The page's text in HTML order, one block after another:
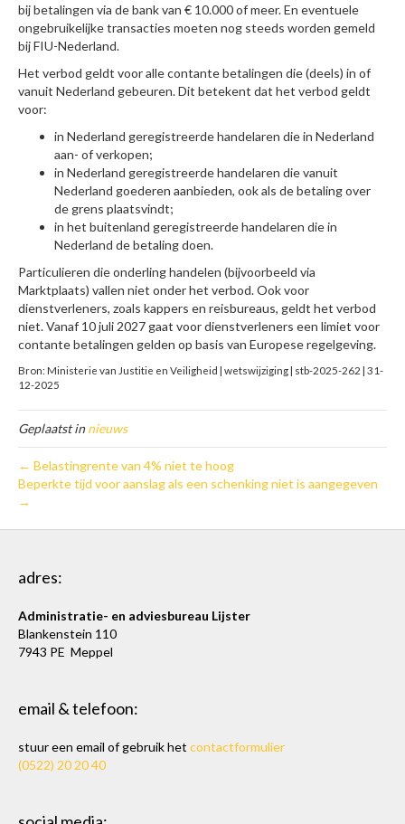
bij betalingen via de bank van € 10.000 of meer. En eventuele
ongebruikelijke transacties moeten nog steeds worden gemeld
bij FIU-Nederland.
Het verbod geldt voor alle contante betalingen die (deels) in of
vanuit Nederland gebeuren. Dit betekent dat het verbod geldt
voor:
in Nederland geregistreerde handelaren die in Nederland
aan- of verkopen;
in Nederland geregistreerde handelaren die vanuit
Nederland goederen aanbieden, ook als de betaling over
de grens plaatsvindt;
in het buitenland geregistreerde handelaren die in
Nederland de betaling doen.
Particulieren die onderling handelen (bijvoorbeeld via
Marktplaats) vallen niet onder het verbod. Ook voor
dienstverleners, zoals kappers en reisbureaus, geldt het verbod
niet. Vanaf 10 juli 2027 gaat voor dienstverleners een limiet voor
contante betalingen gelden op basis van Europese regelgeving.
Bron: Ministerie van Justitie en Veiligheid | wetswijziging | stb-2025-262 | 31-
12-2025
Geplaatst innieuws
← Belastingrente van 4% niet te hoog
Beperkte tijd voor aanslag als een schenking niet is aangegeven
→
adres:
Administratie- en adviesbureau Lijster
Blankenstein 110
7943 PE Meppel
email & telefoon:
stuur een email of gebruik het contactformulier
(0522) 20 20 40